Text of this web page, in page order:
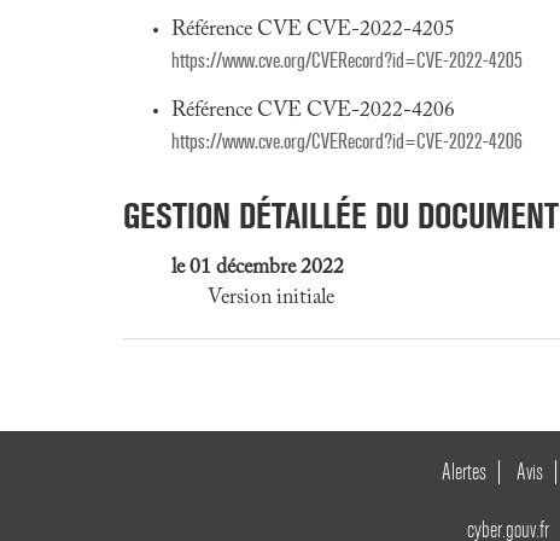
Référence CVE CVE-2022-4205
https://www.cve.org/CVERecord?id=CVE-2022-4205
Référence CVE CVE-2022-4206
https://www.cve.org/CVERecord?id=CVE-2022-4206
GESTION DÉTAILLÉE DU DOCUMENT
le 01 décembre 2022
Version initiale
Alertes Avis
cyber.gouv.fr